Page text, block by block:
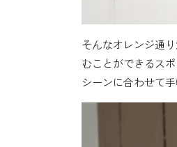
そんなオレンジ通
むことができるスポ
シーンに合わせて